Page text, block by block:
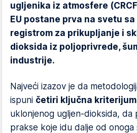
ugljenika iz atmosfere
EU postane prva na svetu
registrom za prikupljanje i
dioksida iz poljoprivrede,
industrije.
Najveći izazov je da
ispuni četiri ključna
uklonjenog ugljen-dioksida, da
prakse koje idu dalje od onoga